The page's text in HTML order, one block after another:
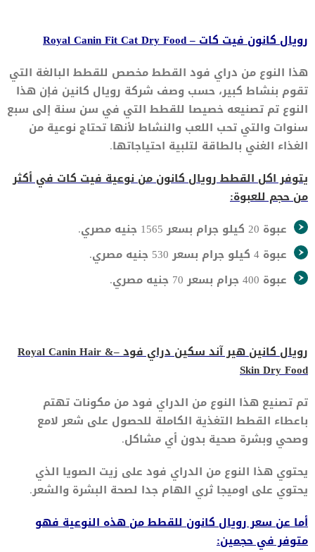
رويال كانون فيت كات – Royal Canin Fit Cat Dry Food
هذا النوع من دراي فود القطط مخصص للقطط البالغة التي
تقوم بنشاط كبير، حسب وصف شركة رويال كانين فإن هذا
النوع تم تصنيعه خصيصا للقطط التي في سن سنة إلى سبع
سنوات والتي تحب اللعب والنشاط لأنها تحتاج نوعية من
الغذاء الغني بالطاقة لتلبية احتياجاتها.
يتوفر اكل القطط رويال كانون من نوعية فيت كات في أكثر
من حجم للعبوة:
عبوة 20 كيلو جرام بسعر 1565 جنيه مصري.
عبوة 4 كيلو جرام بسعر 530 جنيه مصري.
عبوة 400 جرام بسعر 70 جنيه مصري.
رويال كانين هير آند سكين دراي فود –Royal Canin Hair &
Skin Dry Food
تم تصنيع هذا النوع من الدراي فود من مكونات تهتم
باعطاء القطط التغذية الكاملة للحصول على شعر لامع
وصحي وبشرة صحية بدون أي مشاكل.
يحتوي هذا النوع من الدراي فود على زيت الصويا الذي
يحتوي على اوميجا ثري الهام جدا لصحة البشرة والشعر.
أما عن سعر رويال كانون للقطط من هذه النوعية فهو
متوفر في حجمين: